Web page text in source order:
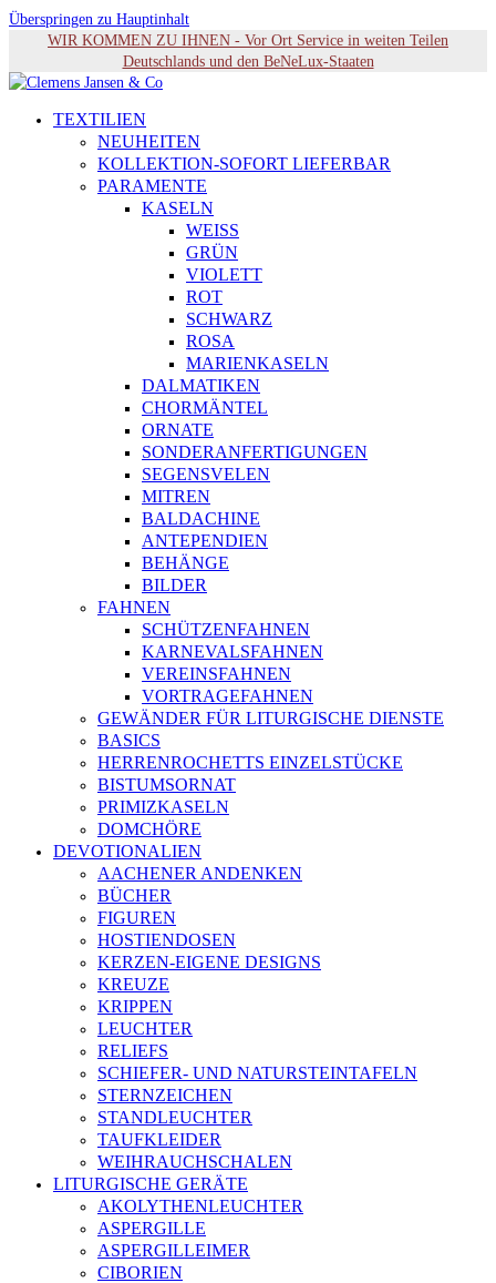
Überspringen zu Hauptinhalt
WIR KOMMEN ZU IHNEN - Vor Ort Service in weiten Teilen
Deutschlands und den BeNeLux-Staaten
TEXTILIEN
NEUHEITEN
KOLLEKTION-SOFORT LIEFERBAR
PARAMENTE
KASELN
WEISS
GRÜN
VIOLETT
ROT
SCHWARZ
ROSA
MARIENKASELN
DALMATIKEN
CHORMÄNTEL
ORNATE
SONDERANFERTIGUNGEN
SEGENSVELEN
MITREN
BALDACHINE
ANTEPENDIEN
BEHÄNGE
BILDER
FAHNEN
SCHÜTZENFAHNEN
KARNEVALSFAHNEN
VEREINSFAHNEN
VORTRAGEFAHNEN
GEWÄNDER FÜR LITURGISCHE DIENSTE
BASICS
HERRENROCHETTS EINZELSTÜCKE
BISTUMSORNAT
PRIMIZKASELN
DOMCHÖRE
DEVOTIONALIEN
AACHENER ANDENKEN
BÜCHER
FIGUREN
HOSTIENDOSEN
KERZEN-EIGENE DESIGNS
KREUZE
KRIPPEN
LEUCHTER
RELIEFS
SCHIEFER- UND NATURSTEINTAFELN
STERNZEICHEN
STANDLEUCHTER
TAUFKLEIDER
WEIHRAUCHSCHALEN
LITURGISCHE GERÄTE
AKOLYTHENLEUCHTER
ASPERGILLE
ASPERGILLEIMER
CIBORIEN